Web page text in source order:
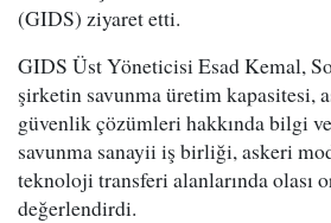
(GIDS) ziyaret etti.
GIDS Üst Yöneticisi Esad Kemal,
şirketin savunma üretim kapasitesi,
güvenlik çözümleri hakkında bilgi
savunma sanayii iş birliği, askeri
teknoloji transferi alanlarında olası
değerlendirdi.